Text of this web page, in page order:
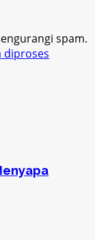
spam.
diproses